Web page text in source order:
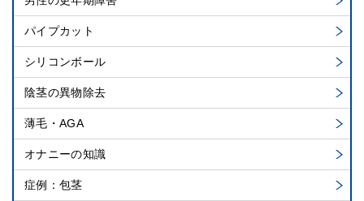
パイプカット
シリコンボール
陰茎の異物除去
薄毛・AGA
オナニーの知識
症例：包茎